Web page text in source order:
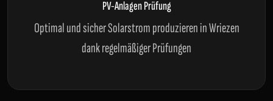
PV-Anlagen Prüfung
Optimal und sicher Solarstrom produzieren in Wriezen
dank regelmäßiger Prüfungen